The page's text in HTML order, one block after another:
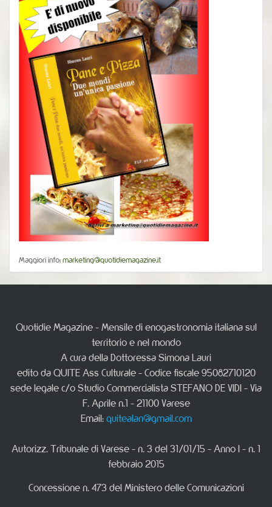
Maggiori info:marketing@quotidiemagazine.it
Quotidie Magazine - Mensile di enogastronomia italiana sul
territorio e nel mondo
A cura della Dottoressa Simona Lauri
edito da QUITE Ass Culturale - Codice fiscale 95082710120
sede legale c/o Studio Commercialista STEFANO DE VIDI - Via
F. Aprile n.1 - 21100 Varese
Email: quitealan@gmail.com
Autorizz. Tribunale di Varese - n. 3 del 31/01/15 - Anno I - n. 1
febbraio 2015
Concessione n. 473 del Ministero delle Comunicazioni